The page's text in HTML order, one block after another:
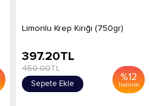
Limonlu Krep Kırığı (750gr)
%12
İndirim
397.20TL
450.00TL
Sepete Ekle